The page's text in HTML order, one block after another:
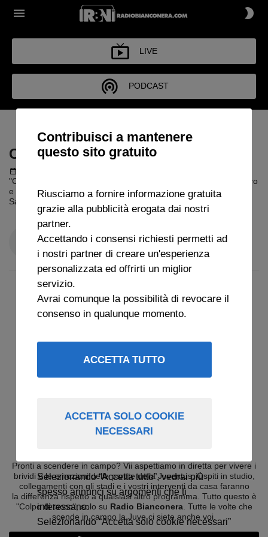
LIVE
PODCAST
COLPO DI TACCO
COLPO DI TACCO
"Colpo di Tacco" con Alessandro Santarelli, Quintiliano Giampietro
e Claudia Santarelli, cronaca di Antonio Paolino, commento
Samuel Tafesse. Ospiti: Marco Edoardo Sanfelici,
Pronti a scendere in campo? Vii aspettiamo in diretta per vivere i
brividi e le emozioni delle partite della Juventus. Ospiti in studio,
collegamenti con gli stadi e i vostri interventi da casa faranno
la differenza rispetto a qualsiasi altro programma. Tutto questo è
"Colpo di tacco", solo su Radio Bianconera. Tutte le volte che
scende in campo la Juve ci siete anche voi.
Contribuisci a mantenere
questo sito gratuito
Riusciamo a fornire informazione gratuita
grazie alla pubblicità erogata dai nostri
partner.
Accettando i consensi richiesti permetti ad
i nostri partner di creare un'esperienza
personalizzata ed offrirti un miglior
servizio.
Avrai comunque la possibilità di revocare il
consenso in qualunque momento.
ACCETTA TUTTO
ACCETTA SOLO COOKIE
NECESSARI
Selezionando “Accetta tutto”, vedrai più
spesso annunci su argomenti che ti
interessano.
Selezionando “Accetta solo cookie necessari”